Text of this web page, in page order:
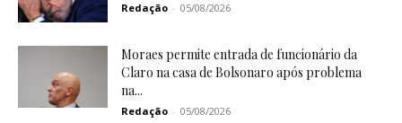
Redação - 05/08/2026
Moraes permite entrada de funcionário da
Claro na casa de Bolsonaro após problema
na...
Redação - 05/08/2026